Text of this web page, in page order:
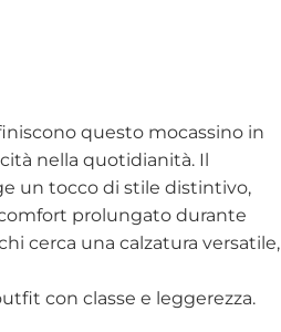
questo mocassino in
nella quotidianità. Il
un tocco di stile distintivo,
prolungato durante
cerca una calzatura versatile,
con classe e leggerezza.